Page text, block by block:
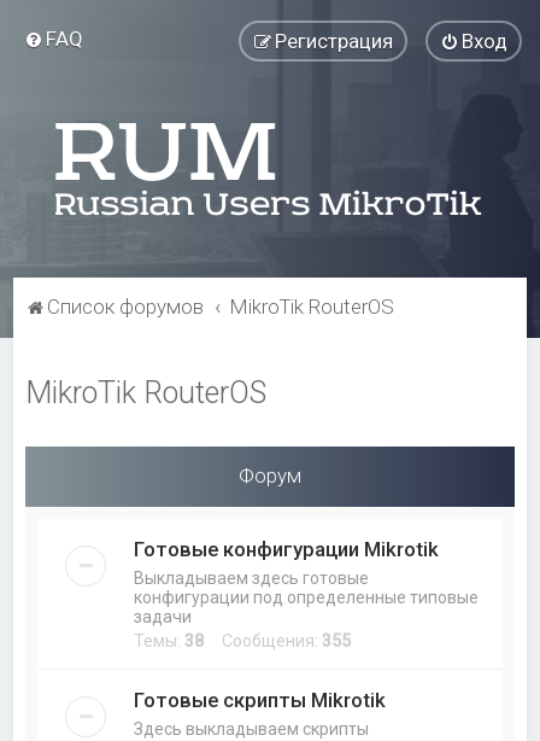
FAQ Вход
Регистрация
Список форумов MikroTik RouterOS
MikroTik RouterOS
Форум
Готовые конфигурации Mikrotik
Выкладываем здесь готовые
конфигурации под определенные типовые
задачи
Темы: 38 Сообщения: 355
Готовые скрипты Mikrotik
Здесь выкладываем скрипты